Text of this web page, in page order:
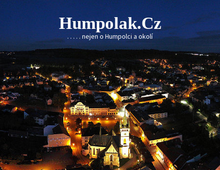
Skip
to
content
Humpolak.cz
. . . . . nejen o Humpolci a okolí